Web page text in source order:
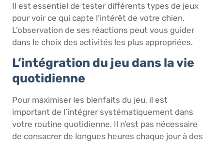
Il est essentiel de tester différents types de jeux
pour voir ce qui capte l’intérêt de votre chien.
L’observation de ses réactions peut vous guider
dans le choix des activités les plus appropriées.
L’intégration du jeu dans la vie
quotidienne
Pour maximiser les bienfaits du jeu, il est
important de l’intégrer systématiquement dans
votre routine quotidienne. Il n’est pas nécessaire
de consacrer de longues heures chaque jour à des